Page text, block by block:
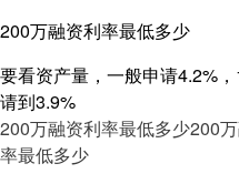
200万融资利率最低多少
要看资产量，一般申请4.2%
请到3.9%
200万融资利率最低多少200
率最低多少